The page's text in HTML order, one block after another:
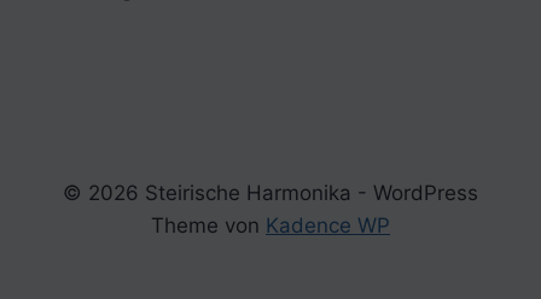
© 2026 Steirische Harmonika - WordPress
Theme von Kadence WP